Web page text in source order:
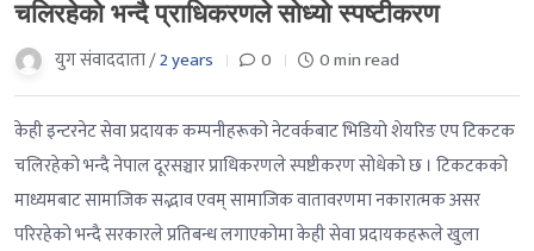
चलिरहेको भन्दै प्राधिकरणले सोध्यो स्पष्टीकरण
युग संवाददाता /2 years 0 0 min read
केही इन्टरनेट सेवा प्रदायक कम्पनीहरूको नेटवर्कबाट भिडियो शेयरिङ एप टिकटक
चलिरहेको भन्दै नेपाल दूरसञ्चार प्राधिकरणले स्पष्टीकरण सोधेको छ । टिकटकको
माध्यमबाट सामाजिक सद्भाव एवम् सामाजिक वातावरणमा नकारात्मक असर
परिरहेको भन्दै सरकारले प्रतिबन्ध लगाएकोमा केही सेवा प्रदायकहरूले खुला